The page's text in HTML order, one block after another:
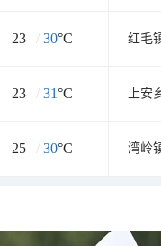
23 / 30°C 红毛
23 / 31°C 上安
25 / 30°C 湾岭